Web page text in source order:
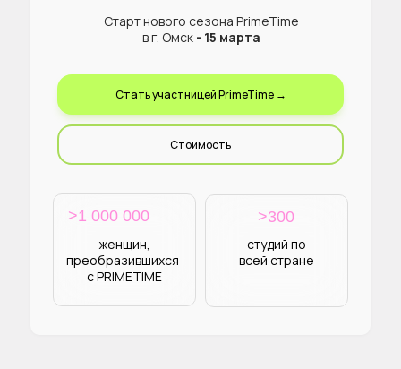
Стать участницей PrimeTime →
Старт нового сезона PrimeTime
в г. Омск - 15 марта
Стоимость
студий по
всей стране
женщин,
преобразившихся
с PRIMETIME
>300
>1 000 000